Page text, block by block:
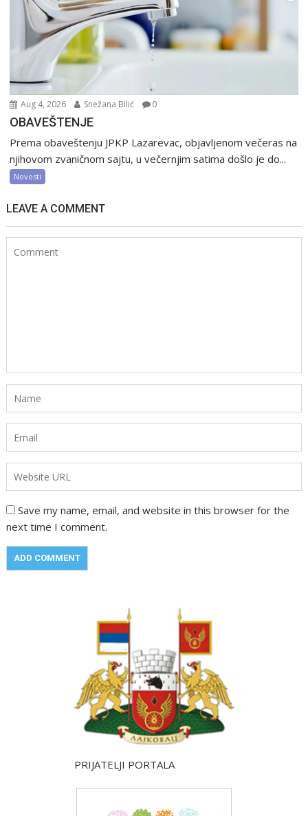
Aug 4, 2026 Snežana Bilić 0
OBAVEŠTENJE
Prema obaveštenju JPKP Lazarevac, objavljenom večeras na
njihovom zvaničnom sajtu, u večernjim satima došlo je do...
Novosti
LEAVE A COMMENT
Save my name, email, and website in this browser for the
next time I comment.
PRIJATELJI PORTALA